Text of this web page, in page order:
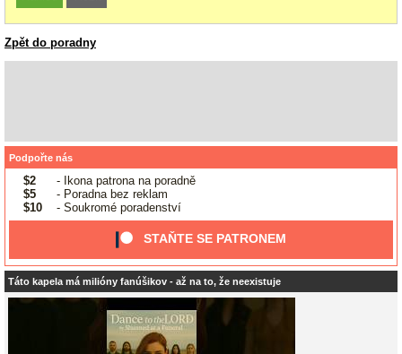
Zpět do poradny
Podpořte nás
$2
- Ikona patrona na poradně
$5
- Poradna bez reklam
$10
- Soukromé poradenství
STAŇTE SE PATRONEM
Táto kapela má milióny fanúšikov - až na to, že neexistuje